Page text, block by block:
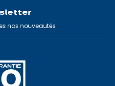
nos nouveautés